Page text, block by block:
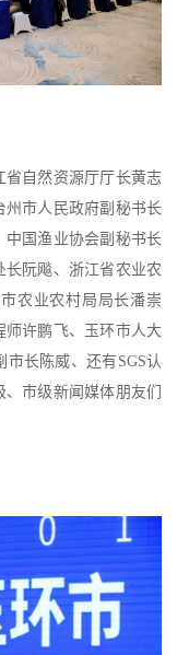
省自然资源厅厅长黄志
州市人民政府副秘书长
中国渔业协会副秘书长
长阮飚、浙江省农业农
农业农村局局长潘崇
师许鹏飞、玉环市人大
长陈威、还有SGS认
市级新闻媒体朋友们